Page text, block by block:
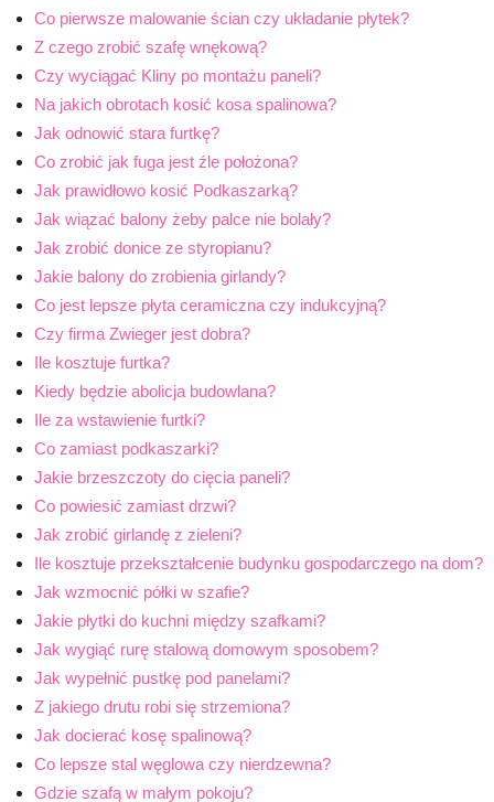
Co pierwsze malowanie ścian czy układanie płytek?
Z czego zrobić szafę wnękową?
Czy wyciągać Kliny po montażu paneli?
Na jakich obrotach kosić kosa spalinowa?
Jak odnowić stara furtkę?
Co zrobić jak fuga jest źle położona?
Jak prawidłowo kosić Podkaszarką?
Jak wiązać balony żeby palce nie bolały?
Jak zrobić donice ze styropianu?
Jakie balony do zrobienia girlandy?
Co jest lepsze płyta ceramiczna czy indukcyjną?
Czy firma Zwieger jest dobra?
Ile kosztuje furtka?
Kiedy będzie abolicja budowlana?
Ile za wstawienie furtki?
Co zamiast podkaszarki?
Jakie brzeszczoty do cięcia paneli?
Co powiesić zamiast drzwi?
Jak zrobić girlandę z zieleni?
Ile kosztuje przekształcenie budynku gospodarczego na dom?
Jak wzmocnić półki w szafie?
Jakie płytki do kuchni między szafkami?
Jak wygiąć rurę stalową domowym sposobem?
Jak wypełnić pustkę pod panelami?
Z jakiego drutu robi się strzemiona?
Jak docierać kosę spalinową?
Co lepsze stal węglowa czy nierdzewna?
Gdzie szafą w małym pokoju?